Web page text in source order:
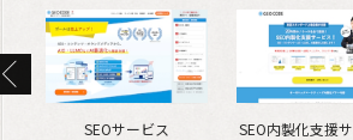
SEOサービス SEO内製化支援